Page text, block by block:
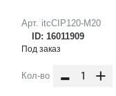
Арт. itcCIP120-M20
ID: 16011909
Под заказ
Кол-во - +